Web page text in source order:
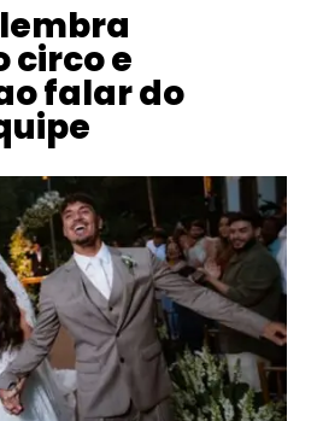
circo e
falar do